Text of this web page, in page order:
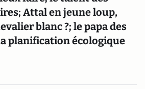
Attal en jeune loup,
blanc ?; le papa des
planification écologique